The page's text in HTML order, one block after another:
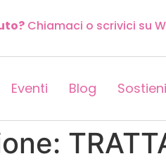
Chiamaci o scrivici su
Eventi Blog